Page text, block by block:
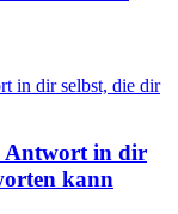
Antwort in dir
kann